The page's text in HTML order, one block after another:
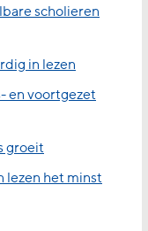
scholieren
in lezen
en voortgezet
groeit
lezen het minst